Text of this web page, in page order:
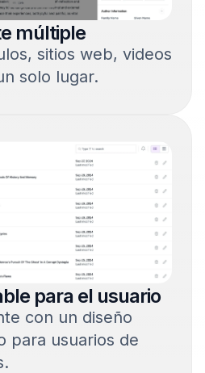
múltiple
sitios web, videos
solo lugar.
para el usuario
con un diseño
para usuarios de